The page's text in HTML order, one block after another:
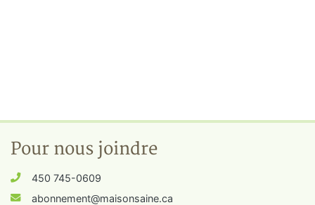
Pour nous joindre
450 745-0609
abonnement@maisonsaine.ca